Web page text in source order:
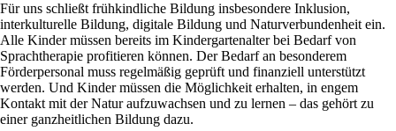
Für uns schließt frühkindliche Bildung insbesondere Inklusion,
interkulturelle Bildung, digitale Bildung und Naturverbundenheit ein.
Alle Kinder müssen bereits im Kindergartenalter bei Bedarf von
Sprachtherapie profitieren können. Der Bedarf an besonderem
Förderpersonal muss regelmäßig geprüft und finanziell unterstützt
werden. Und Kinder müssen die Möglichkeit erhalten, in engem
Kontakt mit der Natur aufzuwachsen und zu lernen – das gehört zu
einer ganzheitlichen Bildung dazu.